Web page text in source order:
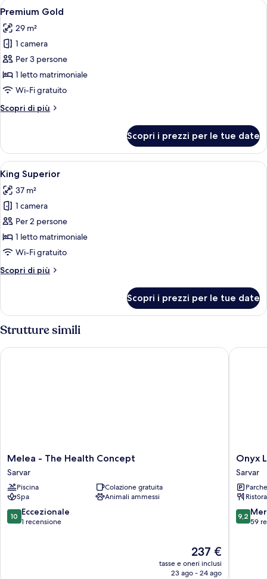
Apri
tutte
le
foto
per
Premium
Gold
Una camera d'albergo con un letto,
3
Premium Gold
29 m²
1 camera
Per 3 persone
1 letto matrimoniale
Wi-Fi gratuito
Scopri di più
Altri
Gold
Scopri i prezzi per le tue date
Apri
tutte
le
foto
per
King
Superior
King Superior | Minibar, una
3
King Superior
37 m²
1 camera
Per 2 persone
1 letto matrimoniale
Wi-Fi gratuito
Scopri di più
Altri
Superior
Scopri i prezzi per le tue date
Strutture simili
Melea
-
The
Health
Concept
Sarvar
Melea - The Health Concept
Sarvar
Piscina
Colazione gratuita
Spa
Animali ammessi
10.0
su
10 Eccezionale
1 recensione
Il
prezzo
attuale
237 €
tasse e oneri inclusi
23 ago - 24 ago
Melea - The Health Concept
Onyx
Luxury
Sarvar
Onyx
Sarvar
9.2
su
9,2
59
Onyx